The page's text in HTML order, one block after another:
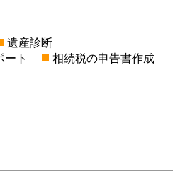
遺産診断
ート
相続税の申告書作成